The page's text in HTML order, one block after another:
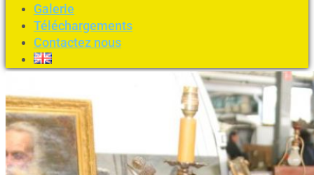
Galerie
Téléchargements
Contactez nous